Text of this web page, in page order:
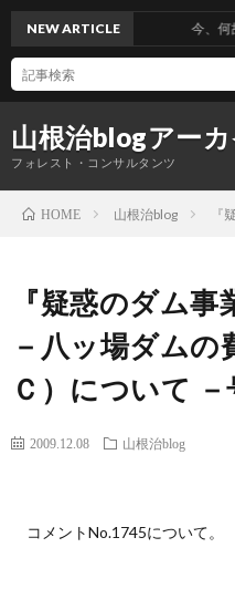
山根治blogアー
フォレスト・コンサルタンツ
NEW ARTICLE 今、何故
HOME 山根治blog 『
『疑惑のダム事
－八ッ場ダムの
Ｃ）について －
2009.12.08 山根治blog
コメントNo.1745について。